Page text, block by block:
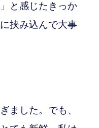
」と感じたきっか
挟み込んで大事
ました。でも、